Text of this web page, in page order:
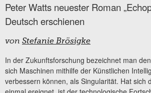
Peter Watts neuester Roman
Deutsch erschienen
von Stefanie Brösigke
In der Zukunftsforschung bezeichnet man
sich Maschinen mithilfe der Künstlichen
verbessern können, als Singularität. Hat sich